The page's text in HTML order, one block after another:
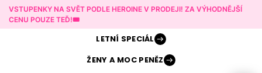
VSTUPENKY NA SVĚT PODLE HEROINE V PRODEJI! ZA VÝHODNĚJŠÍ
CENU POUZE TEĎ!🎟️
LETNÍ SPECIÁL
ŽENY AMOC PENĚZ